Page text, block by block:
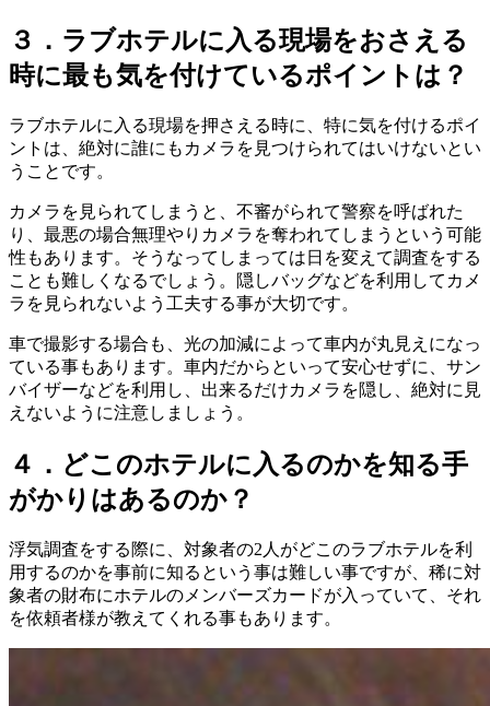
３．ラブホテルに入る現場をおさえる
時に最も気を付けているポイントは？
ラブホテルに入る現場を押さえる時に
特に気を付けるポイ
ントは
絶対に誰にもカメラを見つけられてはいけないとい
うことです。
カメラを見られてしまうと
不審がられて警察を呼ばれた
り
最悪の場合無理やりカメラを奪われてしまうという可能
性もあります。 そうなってしまっては日を変えて調査をする
ことも難しくなるでしょう 。
隠しバッグなどを利用してカメ
ラを見られないよう工夫する事が大切です。
車で撮影する場合も
光の加減によって車内が丸見えになっ
ている事もあります。 車内だからといって安心せずに
サン
バイザーなどを利用し
出来るだけカメラを隠し
絶対に見
えないように注意しましょう 。
４．どこのホテルに入るのかを知る手
がかりはあるのか？
浮気調査をする際に
対象者の2人がどこのラブホテルを利
用するのかを事前に知るという事は難しい事ですが
稀に対
象者の財布にホテルのメンバーズカードが入っていて
それ
を依頼者様が教えてくれる事もあります。